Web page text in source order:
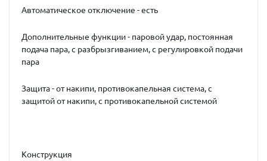
Автоматическое отключение - есть
Дополнительные функции - паровой удар, постоянная
подача пара, с разбрызгиванием, с регулировкой подачи
пара
Защита - от накипи, противокапельная система, с
защитой от накипи, с противокапельной системой
Конструкция